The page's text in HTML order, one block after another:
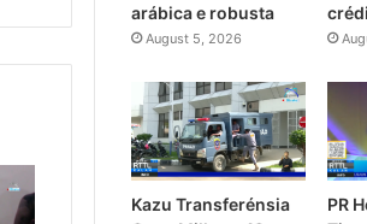
arábica e robusta
August 5, 2026
Kazu Transferénsia
PR